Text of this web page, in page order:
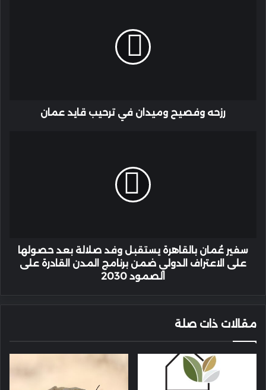
رزحه وفصيح وميدان في ترحيب قايد عمان
الاعتراف
الدولي
على
سفير عُمان بالقاهرة يستقبل وفد صلالة بعد حصولها
على الاعتراف الدولي ضمن برنامج المدن القادرة على
الصمود 2030
مقالات ذات صلة